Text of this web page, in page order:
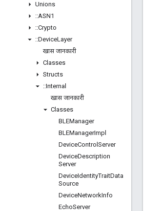
Unions
::ASN1
::Crypto
::DeviceLayer
खास जानकारी
Classes
Structs
::Internal
खास जानकारी
Classes
BLEManager
BLEManagerImpl
DeviceControl Server
DeviceDescription
Server
DeviceIdentityTraitData
Source
DeviceNetworkInfo
EchoServer